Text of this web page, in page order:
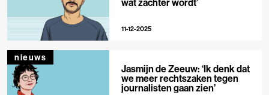
wat zachter wordt’
11-12-2025
nieuws
Jasmijn de Zeeuw: ‘Ik denk dat
we meer rechtszaken tegen
journalisten gaan zien’